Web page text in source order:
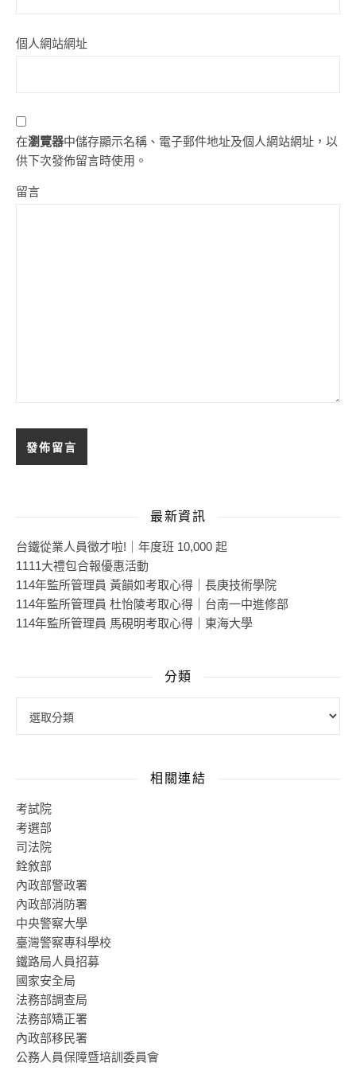
個人網站網址
在瀏覽器中儲存顯示名稱、電子郵件地址及個人網站網址，以
供下次發佈留言時使用。
留言
最新資訊
台鐵從業人員徵才啦!｜年度班 10,000 起
1111大禮包合報優惠活動
114年監所管理員 黃韻如考取心得｜長庚技術學院
114年監所管理員 杜怡陵考取心得｜台南一中進修部
114年監所管理員 馬硯明考取心得｜東海大學
分類
相關連結
考試院
考選部
司法院
銓敘部
內政部警政署
內政部消防署
中央警察大學
臺灣警察專科學校
鐵路局人員招募
國家安全局
法務部調查局
法務部矯正署
內政部移民署
公務人員保障暨培訓委員會